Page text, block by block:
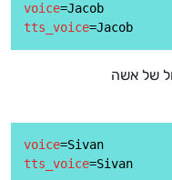
voice
tts_voice
של אשה
voice
tts_voice